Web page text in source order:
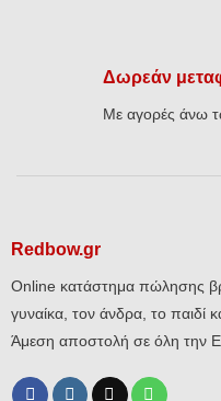
Δωρεάν
Με αγορές άνω
Redbow.gr
Online κατάστημα πώλησης
γυναίκα, τον άνδρα, το παιδί
Άμεση αποστολή σε όλη την